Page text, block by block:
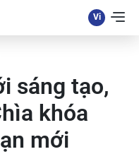
sáng tạo,
khóa
mới